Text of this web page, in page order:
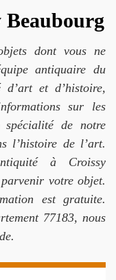
dont vous ne
antiquaire du
d’art et d’histoire,
sur les
de notre
l’histoire de l’art.
à Croissy
votre objet.
est gratuite.
77183, nous